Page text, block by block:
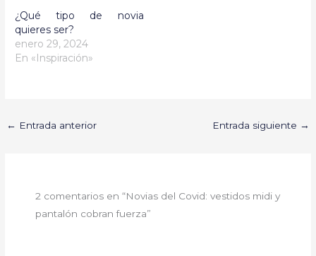
¿Qué tipo de novia
quieres ser?
enero 29, 2024
En «Inspiración»
← Entrada anterior Entrada siguiente →
2 comentarios en “Novias del Covid: vestidos midi y
pantalón cobran fuerza”